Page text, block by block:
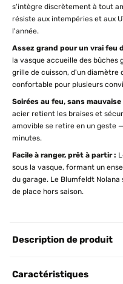
s'intègre discrètement à tout
résiste aux intempéries et aux
l'année.
Assez grand pour un vrai feu
la vasque accueille des bûches
grille de cuisson, d'un diamètre
confortable pour plusieurs
Soirées au feu, sans
acier retient les braises et
amovible se retire en un geste
minutes.
Facile à ranger, prêt à partir :
sous la vasque, formant un
du garage. Le Blumfeldt
de place hors saison.
Description de produit
Caractéristiques